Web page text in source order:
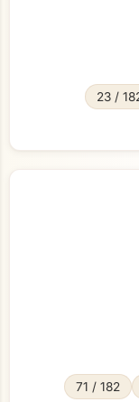
23 /
71 / 182